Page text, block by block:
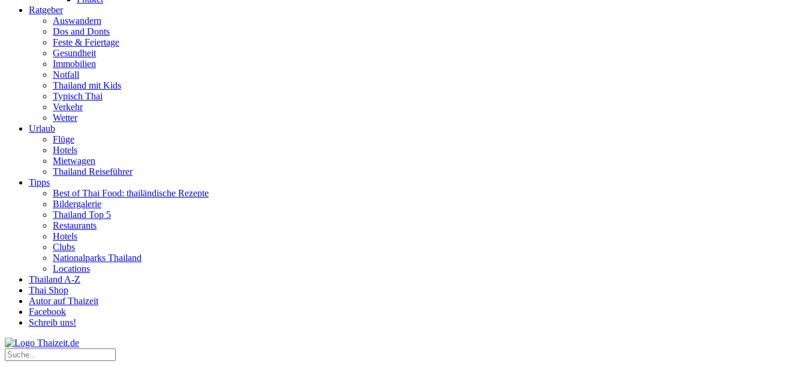
Ratgeber
Auswandern
Dos and Donts
Feste & Feiertage
Gesundheit
Immobilien
Notfall
Thailand mit Kids
Typisch Thai
Verkehr
Wetter
Urlaub
Flüge
Hotels
Mietwagen
Thailand Reiseführer
Tipps
Best of Thai Food: thailändische Rezepte
Bildergalerie
Thailand Top 5
Restaurants
Hotels
Clubs
Nationalparks Thailand
Locations
Thailand A-Z
Thai Shop
Autor auf Thaizeit
Facebook
Schreib uns!